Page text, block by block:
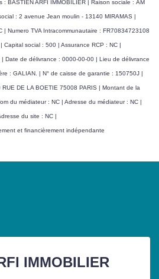
BASTIEN ARFI IMMOBILIER | Raison sociale : AM
: 2 avenue Jean moulin - 13140 MIRAMAS |
Numero TVA Intracommunautaire : FR70834723108
Capital social : 500 | Assurance RCP : NC |
Date de délivrance : 0000-00-00 | Lieu de délivrance
: GALIAN. | N° de caisse de garantie : 150750J |
DE LA BOETIE 75008 PARIS | Montant de la
du médiateur : NC | Adresse du médiateur : NC |
du site : NC |
et financièrement indépendante
IMMOBILIER